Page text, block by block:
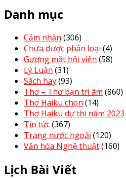
Danh mục
Cảm nhận (306)
Chưa được phân loại (4)
Gương mặt hội viên (58)
Lý Luận (31)
Sách hay(93)
Thơ – Thơ bạn tri âm (860)
Thơ Haiku chọn (14)
Thơ Haiku dự thi năm 2023
Tin tức(367)
Trang nước ngoài (120)
Văn hóa Nghệ thuật(160)
Lịch Bài Viết